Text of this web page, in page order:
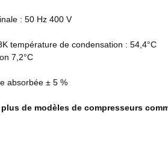
: 50 Hz 400 V
température de condensation : 54,4°C
7,2°C
absorbée ± 5 %
de modèles de compresseurs